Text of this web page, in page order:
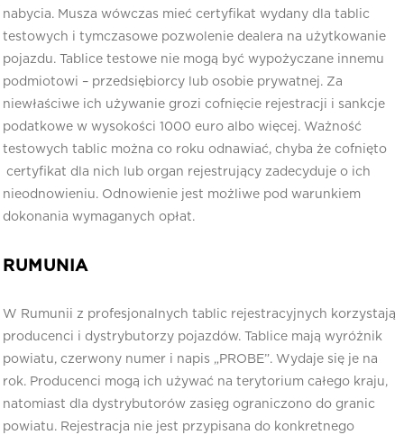
nabycia. Musza wówczas mieć certyfikat wydany dla tablic
testowych i tymczasowe pozwolenie dealera na użytkowanie
pojazdu. Tablice testowe nie mogą być wypożyczane innemu
podmiotowi – przedsiębiorcy lub osobie prywatnej. Za
niewłaściwe ich używanie grozi cofnięcie rejestracji i sankcje
podatkowe w wysokości 1000 euro albo więcej. Ważność
testowych tablic można co roku odnawiać, chyba że cofnięto
certyfikat dla nich lub organ rejestrujący zadecyduje o ich
nieodnowieniu. Odnowienie jest możliwe pod warunkiem
dokonania wymaganych opłat.
RUMUNIA
W Rumunii z profesjonalnych tablic rejestracyjnych korzystają
producenci i dystrybutorzy pojazdów. Tablice mają wyróżnik
powiatu, czerwony numer i napis „PROBE”. Wydaje się je na
rok. Producenci mogą ich używać na terytorium całego kraju,
natomiast dla dystrybutorów zasięg ograniczono do granic
powiatu. Rejestracja nie jest przypisana do konkretnego